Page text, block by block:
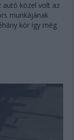
autó közel volt az
munkájának
kör így még